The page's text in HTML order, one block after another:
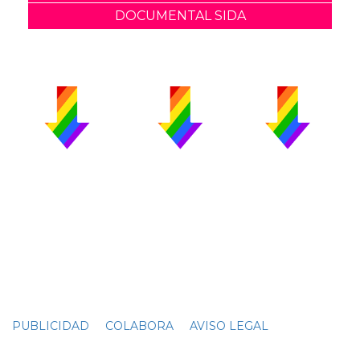
DOCUMENTAL SIDA
PUBLICIDAD COLABORA AVISO LEGAL